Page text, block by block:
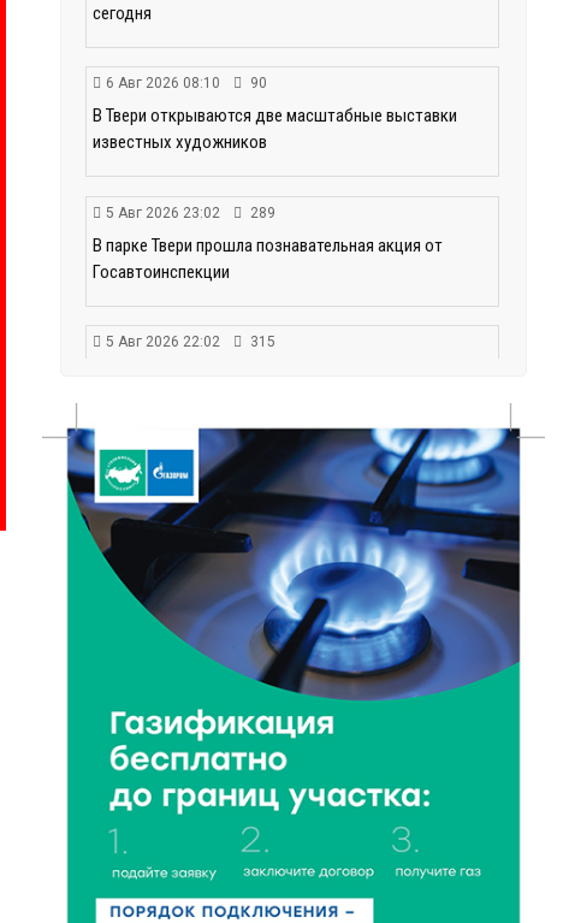
сегодня
6 Авг 2026 08:10 90
В Твери открываются две масштабные выставки
известных художников
5 Авг 2026 23:02 289
В парке Твери прошла познавательная акция от
Госавтоинспекции
5 Авг 2026 22:02 315
5 Авг 2026 21:02
От детских площадок до спортивных арен: в
Калининском округе подвели итоги программы
поддержки местных инициатив
5 Авг 2026 20:02 256
Большая гонка на Волге: 8 августа Калязин станет
центром всероссийского велоспорта
5 Авг 2026 19:02 346
Туристический азарт и командный дух: в
Максатихинском округе завершился молодёжный
5 Авг 2026 18:42 269